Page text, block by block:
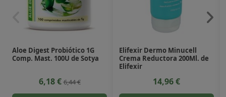
Aloe Digest Probiótico 1G
Comp. Mast. 100U de Sotya
6,18 €6,44 €
Elifexir Dermo Minucell
Crema Reductora 200Ml. de
Elifexir
14,96 €